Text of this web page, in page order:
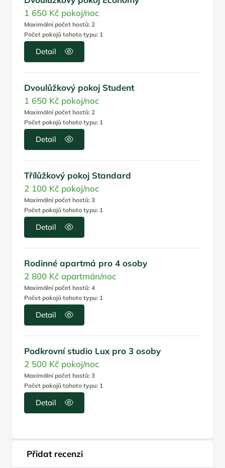
1 650 Kč pokoj/noc
Maximální počet hostů: 2
Počet pokojů tohoto typu: 1
Detail
Dvoulůžkový pokoj Student
1 650 Kč pokoj/noc
Maximální počet hostů: 2
Počet pokojů tohoto typu: 1
Detail
Třílůžkový pokoj Standard
2 100 Kč pokoj/noc
Maximální počet hostů: 3
Počet pokojů tohoto typu: 1
Detail
Rodinné apartmá pro 4 osoby
2 800 Kčapartmán/noc
Maximální počet hostů: 4
Počet pokojů tohoto typu: 1
Detail
Podkrovní studio Lux pro 3 osoby
2 500 Kč pokoj/noc
Maximální počet hostů: 3
Počet pokojů tohoto typu: 1
Detail
Přidat recenzi